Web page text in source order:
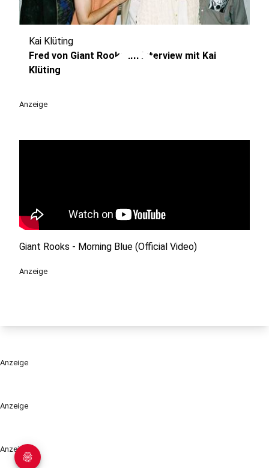
Anzeige
Anzeige
play_circle
Kai Klüting
Fred von Giant Rooks im Interview mit Kai
Klüting
Anzeige
Giant Rooks - Morning Blue (Official Video)
Anzeige
Anzeige